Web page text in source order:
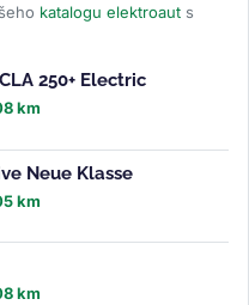
katalogu elektroaut s
250+ Electric
km
Neue Klasse
km
km